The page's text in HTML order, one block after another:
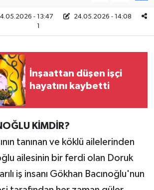
- 13:47
24.05.2026 - 14:08
1
İnşaattan düşen işçi
hayatını kaybetti
KİMDİR?
tanınan ve köklü ailelerinden
ailesinin bir ferdi olan Doruk
iş insanı Gökhan Bacınoğlu'nun